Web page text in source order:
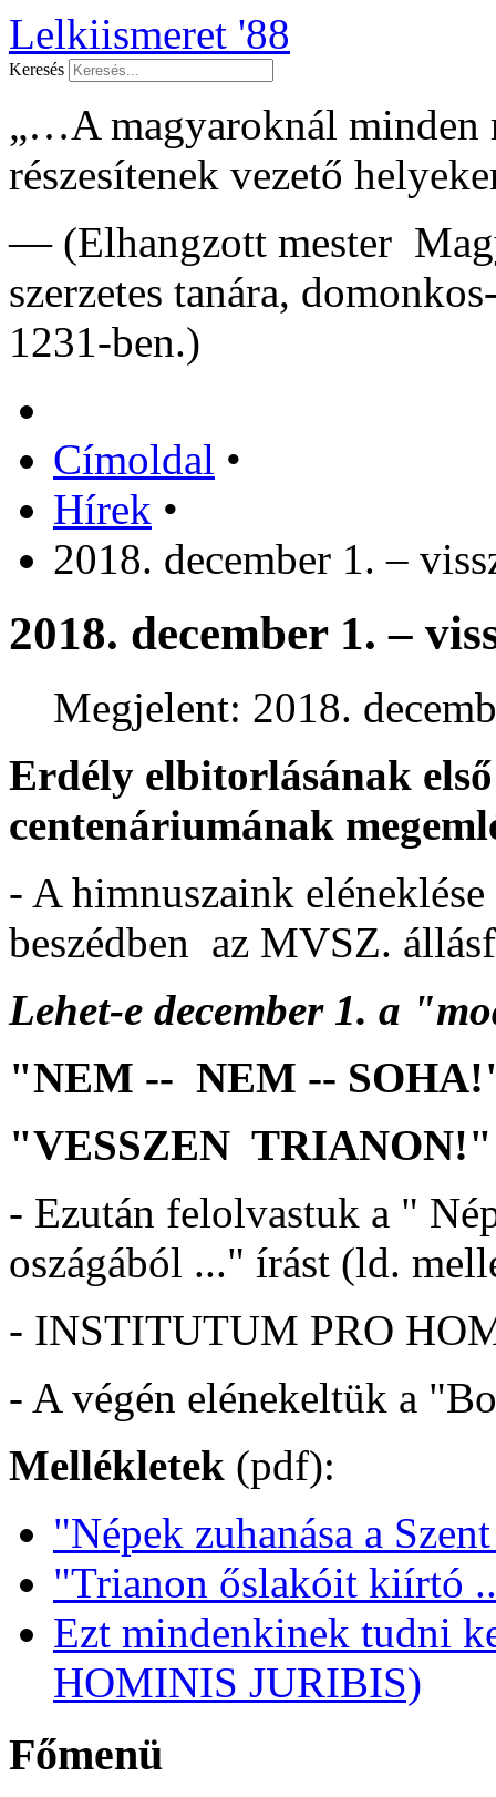
Lelkiismeret '88
Keresés
„…A magyaroknál minden
részesítenek vezető
— (Elhangzott mester
szerzetes tanára,
1231-ben.)
Címoldal •
Hírek •
2018. december 1. –
2018. december 1. –
Megjelent: 2018.
Erdély elbitorlásának
centenáriumának
- A himnuszaink
beszédben az MVSZ.
Lehet-e december 1. a
"NEM -- NEM --
"VESSZEN TRIANON!"
- Ezután felolvastuk a "
oszágából ..." írást (ld.
- INSTITUTUM PRO
- A végén elénekeltük a
Mellékletek (pdf):
"Népek zuhanása a
"Trianon őslakóit kiírtó
Ezt mindenkinek tudni
HOMINIS JURIBIS)
Főmenü